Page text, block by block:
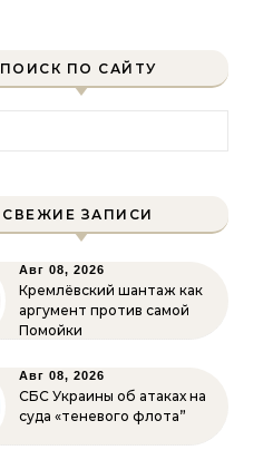
ПОИСК ПО САЙТУ
СВЕЖИЕ ЗАПИСИ
Авг 08, 2026
Кремлёвский шантаж как
аргумент против самой
Помойки
Авг 08, 2026
СБС Украины об атаках на
суда «теневого флота”